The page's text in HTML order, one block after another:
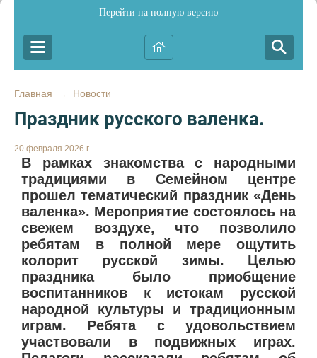
Перейти на полную версию
Главная → Новости
Праздник русского валенка.
20 февраля 2026 г.
В рамках знакомства с народными
традициями в Семейном центре
прошел тематический праздник «День
валенка». Мероприятие состоялось на
свежем воздухе, что позволило
ребятам в полной мере ощутить
колорит русской зимы. Целью
праздника было приобщение
воспитанников к истокам русской
народной культуры и традиционным
играм. Ребята с удовольствием
участвовали в подвижных играх.